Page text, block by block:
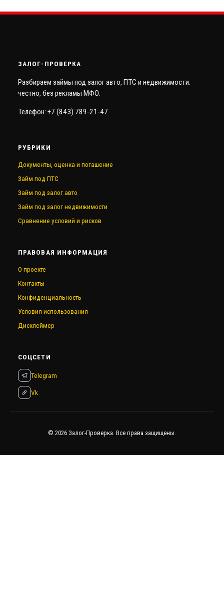
ЗАЛОГ-ПРОВЕРКА
Разбираем займы под залог авто, ПТС и недвижимости:
честно, без рекламы МФО.
Телефон: +7 (843) 789-21-47
РУБРИКИ
Документы, оценка и погашение
Займ под ПТС
Займ под залог авто
Займ под залог недвижимости
Сравнение условий и рисков
ПРАВОВАЯ ИНФОРМАЦИЯ
О проекте
Контакты
Конфиденциальность
Условия использования
Дисклеймер
СОЦСЕТИ
Telegram
Vk
© 2026 Залог-Проверка. Все права защищены.